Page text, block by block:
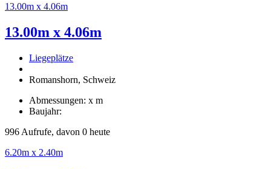
13.00m x 4.06m
13.00m x 4.06m
Liegeplätze
Romanshorn, Schweiz
Abmessungen: x m
Baujahr:
996 Aufrufe, davon 0 heute
6.20m x 2.40m